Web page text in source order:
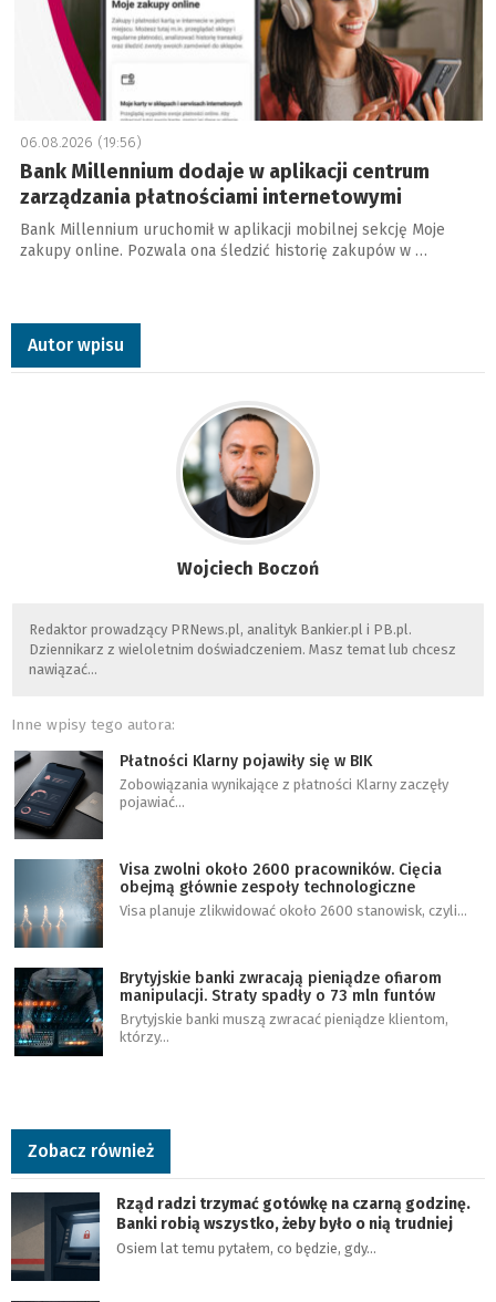
06.08.2026 (19:56)
Bank Millennium dodaje w aplikacji centrum
zarządzania płatnościami internetowymi
Bank Millennium uruchomił w aplikacji mobilnej sekcję Moje
zakupy online. Pozwala ona śledzić historię zakupów w …
Autor wpisu
Wojciech Boczoń
Redaktor prowadzący PRNews.pl, analityk Bankier.pl i PB.pl.
Dziennikarz z wieloletnim doświadczeniem. Masz temat lub chcesz
nawiązać…
Inne wpisy tego autora:
Płatności Klarny pojawiły się w BIK
Zobowiązania wynikające z płatności Klarny zaczęły
pojawiać…
Visa zwolni około 2600 pracowników. Cięcia
obejmą głównie zespoły technologiczne
Visa planuje zlikwidować około 2600 stanowisk, czyli…
Brytyjskie banki zwracają pieniądze ofiarom
manipulacji. Straty spadły o 73 mln funtów
Brytyjskie banki muszą zwracać pieniądze klientom,
którzy…
Zobacz również
Rząd radzi trzymać gotówkę na czarną godzinę.
Banki robią wszystko, żeby było o nią trudniej
Osiem lat temu pytałem, co będzie, gdy…